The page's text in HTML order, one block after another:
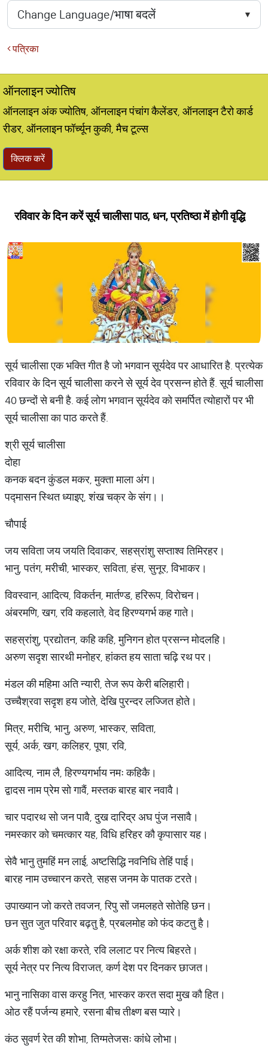
पत्रिका
ऑनलाइन ज्योतिष
ऑनलाइन अंक ज्योतिष, ऑनलाइन पंचांग कैलेंडर, ऑनलाइन टैरो कार्ड
रीडर, ऑनलाइन फॉर्च्यून कुकी, मैच टूल्स
क्लिक करें
रविवार के दिन करें सूर्य चालीसा पाठ, धन, प्रतिष्ठा में होगी वृद्धि
सूर्य चालीसा एक भक्ति गीत है जो भगवान सूर्यदेव पर आधारित है. प्रत्येक
रविवार के दिन सूर्य चालीसा करने से सूर्य देव प्रसन्न होते हैं. सूर्य चालीसा
40 छन्दों से बनी है. कई लोग भगवान सूर्यदेव को समर्पित त्योहारों पर भी
सूर्य चालीसा का पाठ करते हैं.
श्री सूर्य चालीसा
दोहा
कनक बदन कुंडल मकर, मुक्ता माला अंग।
पद्मासन स्थित ध्याइए, शंख चक्र के संग।।
चौपाई
जय सविता जय जयति दिवाकर, सहस्रांशु सप्ताश्व तिमिरहर।
भानु, पतंग, मरीची, भास्कर, सविता, हंस, सुनूर, विभाकर।
विवस्वान, आदित्य, विकर्तन, मार्तण्ड, हरिरूप, विरोचन।
अंबरमणि, खग, रवि कहलाते, वेद हिरण्यगर्भ कह गाते।
सहस्रांशु, प्रद्योतन, कहि कहि, मुनिगन होत प्रसन्न मोदलहि।
अरुण सदृश सारथी मनोहर, हांकत हय साता चढ़ि रथ पर।
मंडल की महिमा अति न्यारी, तेज रूप केरी बलिहारी।
उच्चैश्रवा सदृश हय जोते, देखि पुरन्दर लज्जित होते।
मित्र, मरीचि, भानु, अरुण, भास्कर, सविता,
सूर्य, अर्क, खग, कलिहर, पूषा, रवि,
आदित्य, नाम लै, हिरण्यगर्भाय नमः कहिकै।
द्वादस नाम प्रेम सो गावैं, मस्तक बारह बार नवावै।
चार पदारथ सो जन पावै, दुख दारिद्र अघ पुंज नसावै।
नमस्कार को चमत्कार यह, विधि हरिहर कौ कृपासार यह।
सेवै भानु तुमहिं मन लाई, अष्टसिद्धि नवनिधि तेहिं पाई।
बारह नाम उच्चारन करते, सहस जनम के पातक टरते।
उपाख्यान जो करते तवजन, रिपु सों जमलहते सोतेहि छन।
छन सुत जुत परिवार बढ़तु है, प्रबलमोह को फंद कटतु है।
अर्क शीश को रक्षा करते, रवि ललाट पर नित्य बिहरते।
सूर्य नेत्र पर नित्य विराजत, कर्ण देश पर दिनकर छाजत।
भानु नासिका वास करहु नित, भास्कर करत सदा मुख कौ हित।
ओठ रहैं पर्जन्य हमारे, रसना बीच तीक्ष्ण बस प्यारे।
कंठ सुवर्ण रेत की शोभा, तिग्मतेजसः कांधे लोभा।